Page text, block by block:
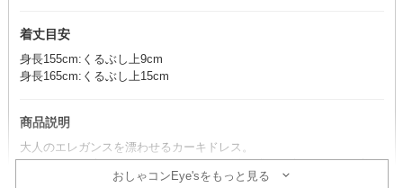
着丈目安
身長155cm:くるぶし上9cm
身長165cm:くるぶし上15cm
商品説明
大人のエレガンスを漂わせるカーキドレス。
ウエストから広がる軽やかなスカートの揺れ感が、歩くたびに優美な
存在感を演出します。おしゃコンEye'sをもっと見る